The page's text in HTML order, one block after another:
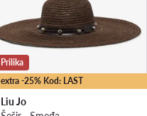
extra -25% Kod: LAST
Prilika
Liu Jo